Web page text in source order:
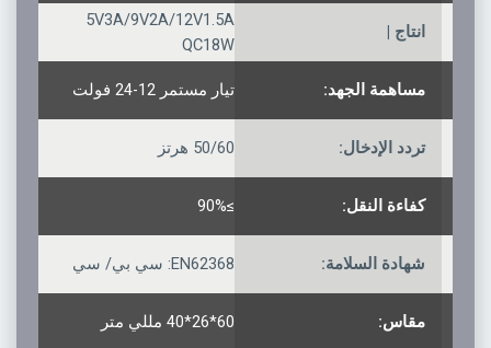
انتاج |
5V3A/9V2A/12V1.5A
QC18W
مساهمة الجهد: تيار مستمر 12-24 فولت
تردد الإدخال: 50/60 هرتز
كفاءة النقل: ≥90%
شهادة السلامة: EN62368: سي بي/ سي
مقاس: 60*26*40 مللي متر